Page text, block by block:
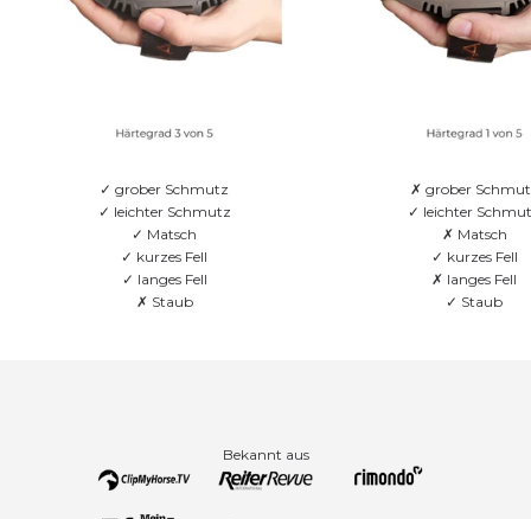
✓ grober Schmutz
✓ leichter Schmutz
✓ Matsch
✓ kurzes Fell
✓ langes Fell
✗ Staub
✗ grober
✓ leichter
✗ Matsch
✓ kurzes Fell
✗ langes Fell
✓ Staub
Bekannt aus